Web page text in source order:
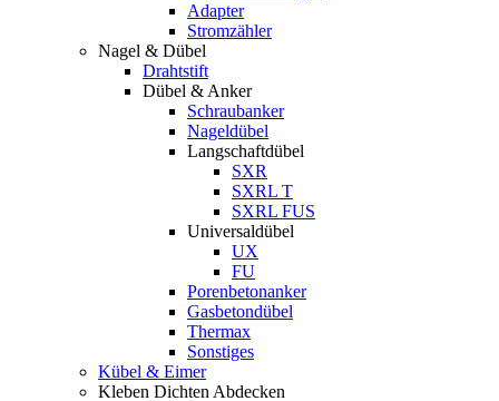
Adapter
Stromzähler
Nagel & Dübel
Drahtstift
Dübel & Anker
Schraubanker
Nageldübel
Langschaftdübel
SXR
SXRL T
SXRL FUS
Universaldübel
UX
FU
Porenbetonanker
Gasbetondübel
Thermax
Sonstiges
Kübel & Eimer
Kleben Dichten Abdecken